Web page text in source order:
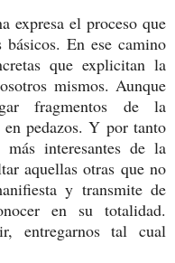
expresa el proceso que
básicos. En ese camino
que explicitan la
mismos. Aunque
fragmentos de la
pedazos. Y por tanto
interesantes de la
aquellas otras que no
y transmite de
en su totalidad.
entregarnos tal cual